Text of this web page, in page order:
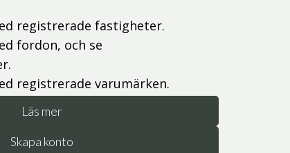
registrerade fastigheter.
fordon, och se
registrerade varumärken.
Läs mer
Skapa konto